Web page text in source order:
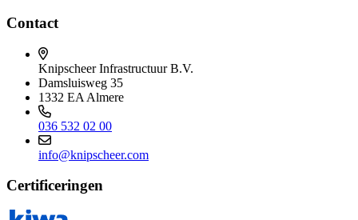
Contact
Knipscheer Infrastructuur B.V.
Damsluisweg 35
1332 EA Almere
036 532 02 00
info@knipscheer.com
Certificeringen